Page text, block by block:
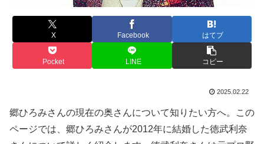
X Facebook はてブ
Pocket LINE コピー
2025.02.22
郷ひろみさんの現在の奥さんについて知りたい方へ。この
ページでは、郷ひろみさんが2012年に結婚した徳武利奈